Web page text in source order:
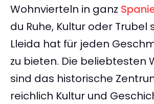
Wohnvierteln in ganz
du Ruhe, Kultur oder Trubel
Lleida hat für jeden
zu bieten. Die beliebtesten
sind das historische
reichlich Kultur und